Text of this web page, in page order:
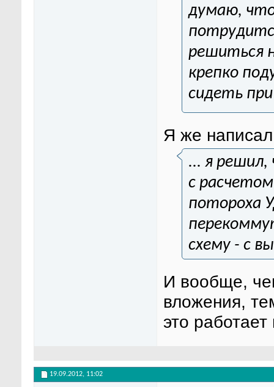
думаю, что
решиться
крепко
сидеть
Я же написал
... я решил,
с
потороха
схему - с
И вообще,
вложения,
это
19.09.2012, 11:02